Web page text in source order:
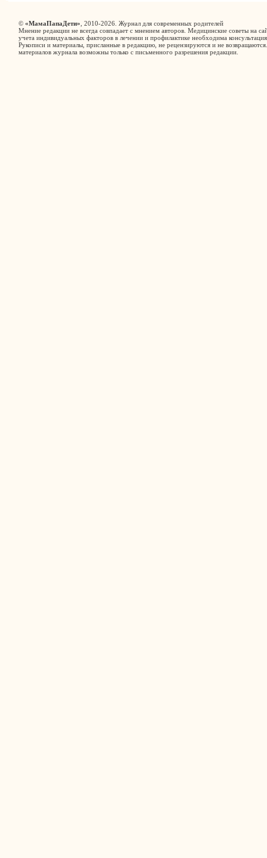
© «МамаПапаДети» , 2010-2026. Журнал для современных родителей
Мнение редакции не всегда совпадает с мнением авторов. Медицинские советы на
учета индивидуальных факторов в лечении и профилактике необходима
Рукописи и материалы, присланные в редакцию, не рецензируются и не
материалов журнала возможны только с письменного разрешения редакции.